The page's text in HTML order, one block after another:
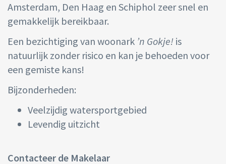
Amsterdam, Den Haag en Schiphol zeer snel en
gemakkelijk bereikbaar.
Een bezichtiging van woonark ’n Gokje! is
natuurlijk zonder risico en kan je behoeden voor
een gemiste kans!
Bijzonderheden:
Veelzijdig watersportgebied
Levendig uitzicht
Contacteer de Makelaar